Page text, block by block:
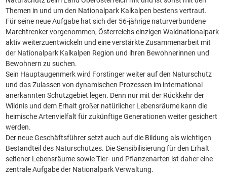
Themen in und um den Nationalpark Kalkalpen bestens vertraut.
Für seine neue Aufgabe hat sich der 56-jährige naturverbundene
Marchtrenker vorgenommen, Österreichs einzigen Waldnationalpark
aktiv weiterzuentwickeln und eine verstärkte Zusammenarbeit mit
der Nationalpark Kalkalpen Region und ihren Bewohnerinnen und
Bewohnern zu suchen.
Sein Hauptaugenmerk wird Forstinger weiter auf den Naturschutz
und das Zulassen von dynamischen Prozessen im international
anerkannten Schutzgebiet legen. Denn nur mit der Rückkehr der
Wildnis und dem Erhalt großer natürlicher Lebensräume kann die
heimische Artenvielfalt für zukünftige Generationen weiter gesichert
werden.
Der neue Geschäftsführer setzt auch auf die Bildung als wichtigen
Bestandteil des Naturschutzes. Die Sensibilisierung für den Erhalt
seltener Lebensräume sowie Tier- und Pflanzenarten ist daher eine
zentrale Aufgabe der Nationalpark Verwaltung.